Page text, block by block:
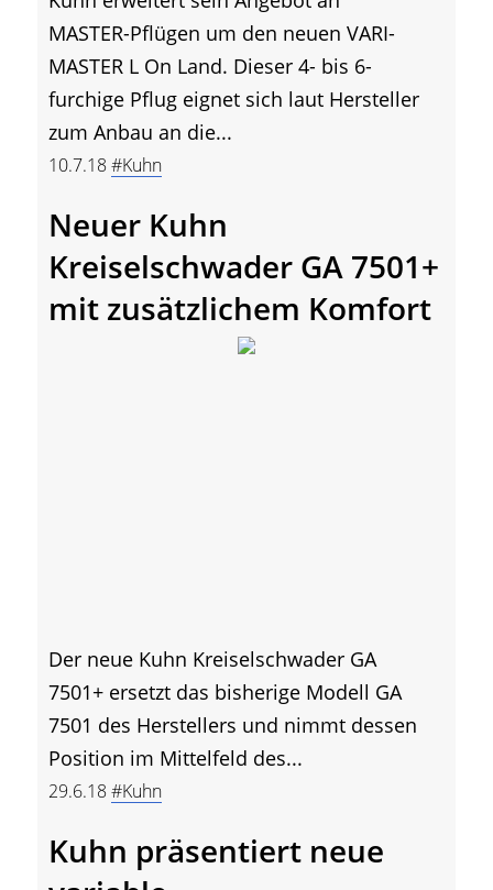
MASTER-Pflügen um den neuen VARI-
MASTER L On Land. Dieser 4- bis 6-
furchige Pflug eignet sich laut Hersteller
zum Anbau an die...
10.7.18#Kuhn
Neuer Kuhn
Kreiselschwader GA 7501+
mit zusätzlichem Komfort
Der neue Kuhn Kreiselschwader GA
7501+ ersetzt das bisherige Modell GA
7501 des Herstellers und nimmt dessen
Position im Mittelfeld des...
29.6.18#Kuhn
Kuhn präsentiert neue